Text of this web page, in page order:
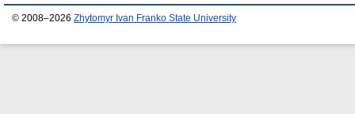
© 2008–2026 Zhytomyr Ivan Franko State University